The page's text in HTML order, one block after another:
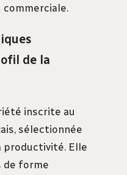
de la
inscrite au
sélectionnée
productivité. Elle
de forme